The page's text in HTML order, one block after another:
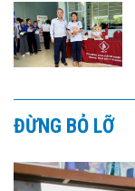
ĐỪNG BỎ LỠ